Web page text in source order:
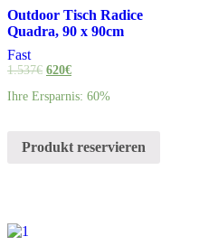
Outdoor Tisch Radice
Quadra, 90 x 90cm
Fast
1.537€ 620€
Ihre Ersparnis: 60%
Produkt reservieren